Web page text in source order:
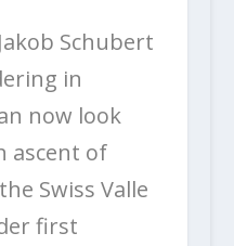
Schubert
in
now look
ascent of
Swiss Valle
first